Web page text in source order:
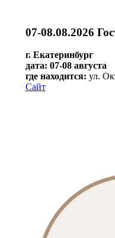
07-08.08.2026
г. Екатеринбург
дата: 07-08 августа
где находится: ул.
Сайт